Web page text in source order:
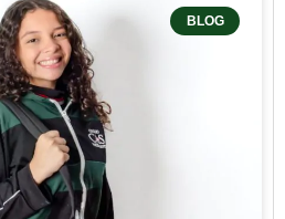
BLOG